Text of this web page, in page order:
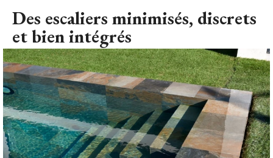
Des escaliers minimisés, discrets
et bien intégrés